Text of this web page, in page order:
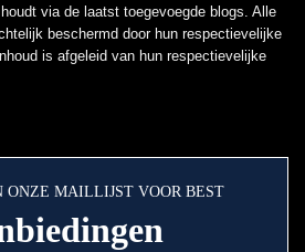
via de laatst toegevoegde blogs. Alle
beschermd door hun respectievelijke
is afgeleid van hun respectievelijke
ONZE MAILLIJST VOOR BEST